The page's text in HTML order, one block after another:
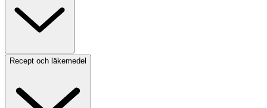
Recept och läkemedel